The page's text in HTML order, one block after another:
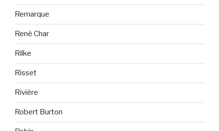
Remarque
René Char
Rilke
Risset
Rivière
Robert Burton